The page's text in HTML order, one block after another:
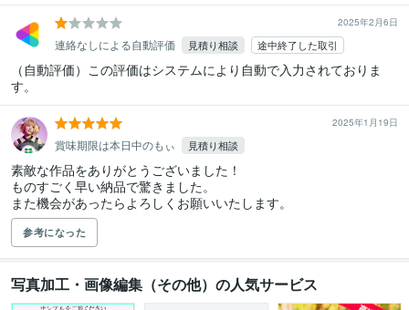
2025年2月6日
連絡なしによる自動評価 見積り相談 途中終了した取引
（自動評価）この評価はシステムにより自動で入力されておりま
す。
2025年1月19日
賞味期限は本日中のもぃ 見積り相談
素敵な作品をありがとうございました！
ものすごく早い納品で驚きました。
また機会があったらよろしくお願いいたします。
参考になった
写真加工・画像編集（その他）の人気サービス